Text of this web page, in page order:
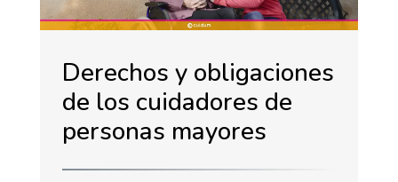
Derechos y obligaciones
de los cuidadores de
personas mayores